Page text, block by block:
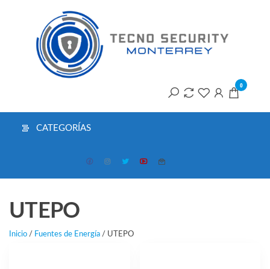
contenido
0
CATEGORÍAS
UTEPO
Inicio / Fuentes de Energía / UTEPO